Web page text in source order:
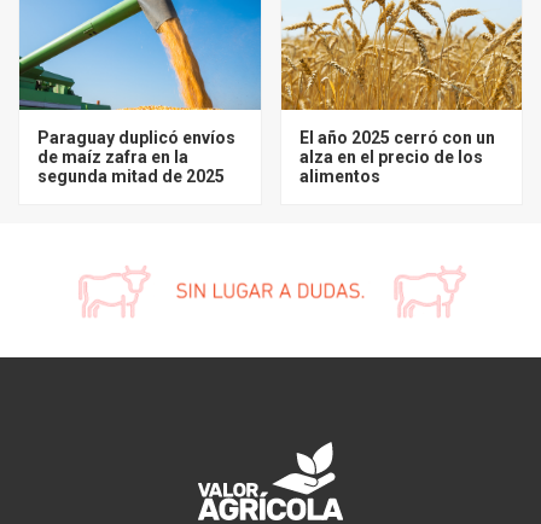
Paraguay duplicó envíos
de maíz zafra en la
segunda mitad de 2025
El año 2025 cerró con un
alza en el precio de los
alimentos